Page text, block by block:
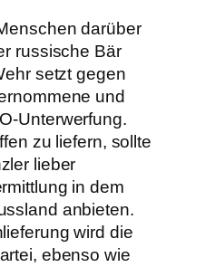
darüber
russische Bär
setzt gegen
und
Unterwerfung.
zu liefern, sollte
lieber
in dem
anbieten.
wird die
ebenso wie